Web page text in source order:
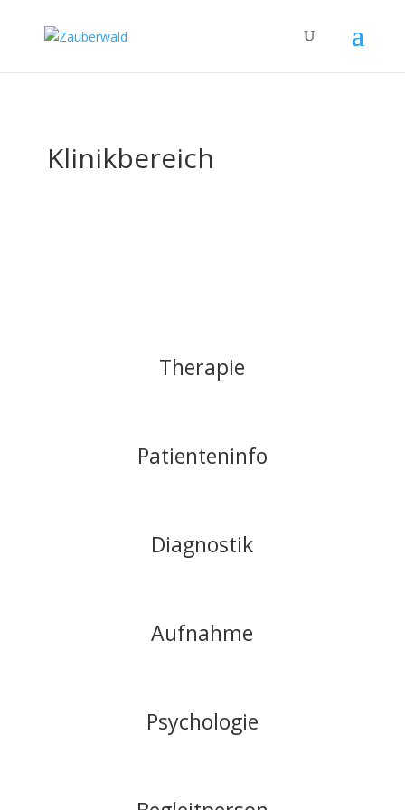
Klinikbereich
Therapie
Patienteninfo
Diagnostik
Aufnahme
Psychologie